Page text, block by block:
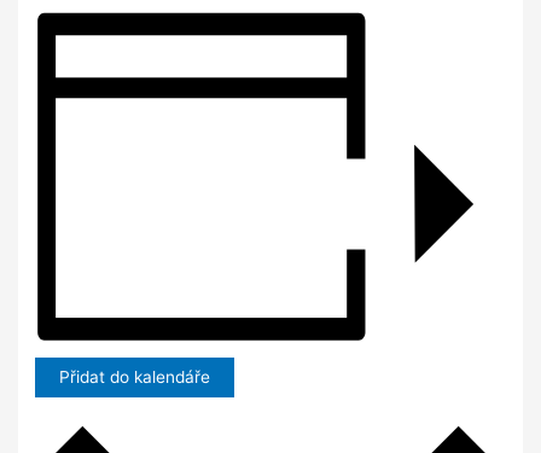
Přidat do kalendáře